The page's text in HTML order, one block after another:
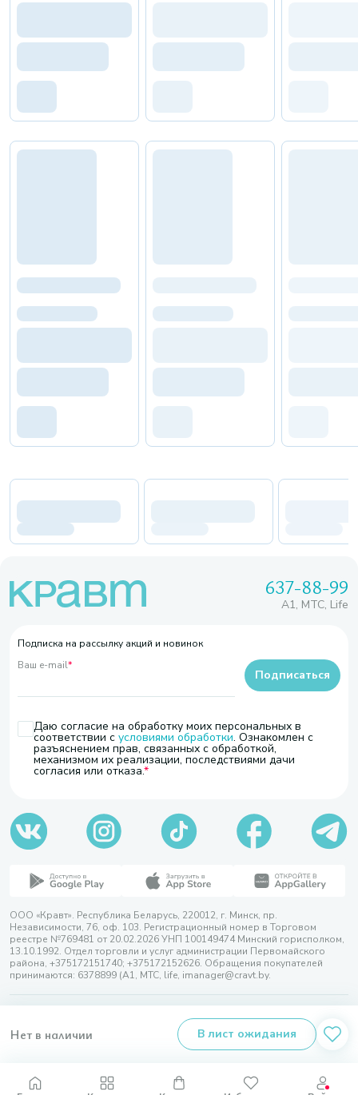
Нет в наличии В лист ожидания
637-88-99
A1, МТС, Life
Подписка на рассылку акций и новинок
Ваш e-mail*
Даю согласие на обработку моих персональных в
соответствии с условиями обработки. Ознакомлен с
разъяснением прав, связанных с обработкой,
механизмом их реализации, последствиями дачи
согласия или отказа.
Подписаться
ООО «Кравт». Республика Беларусь, 220012, г. Минск, пр.
Независимости, 76, оф. 103. Регистрационный номер в Торговом
реестре №769481 от 20.02.2026 УНП 100149474 Минский горисполком,
13.10.1992. Отдел торговли и услуг администрации Первомайского
района, +375172151740; +375172152626. Обращения покупателей
принимаются: 6378899 (А1, МТС, life, imanager@cravt.by.
Разработка сайта — SLAM
Выбор настроек Cookie